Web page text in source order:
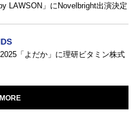
LAWSON」にNovelbright出演決定
「よだか」に理研ビタミン株式
MORE